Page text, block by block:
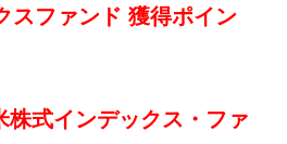
スファンド 獲得ポイン
式インデックス・ファ